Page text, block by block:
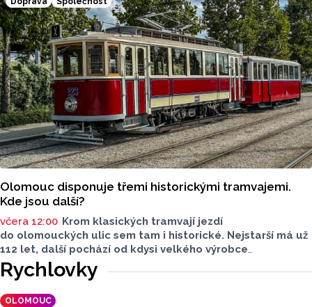
zbarvením hlavy.
Olomouc disponuje třemi historickými tramvajemi.
Kde jsou další?
včera 12:00 Krom klasických tramvají jezdí
do olomouckých ulic sem tam i historické. Nejstarší má už
112 let, další pochází od kdysi velkého výrobce
tramvajových vozů. Třetím je vlečný vůz. Další, které kdysi
jezdily v krajském městě, jsou na jiných místech, třeba
v brněnském depozitáři.
Rychlovky
OLOMOUC